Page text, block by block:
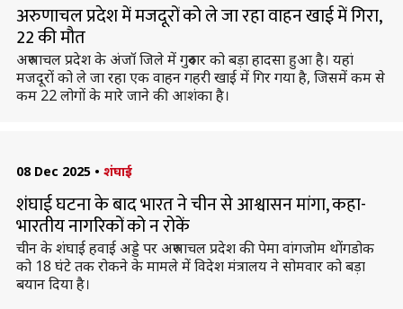
अरुणाचल प्रदेश में मजदूरों को ले जा रहा वाहन खाई में गिरा,
22 की मौत
अरुणाचल प्रदेश के अंजॉ जिले में गुरुवार को बड़ा हादसा हुआ है। यहां
मजदूरों को ले जा रहा एक वाहन गहरी खाई में गिर गया है, जिसमें कम से
कम 22 लोगों के मारे जाने की आशंका है।
08 Dec 2025 • शंघाई
शंघाई घटना के बाद भारत ने चीन से आश्वासन मांगा, कहा-
भारतीय नागरिकों को न रोकें
चीन के शंघाई हवाई अड्डे पर अरुणाचल प्रदेश की पेमा वांगजोम थोंगडोक
को 18 घंटे तक रोकने के मामले में विदेश मंत्रालय ने सोमवार को बड़ा
बयान दिया है।